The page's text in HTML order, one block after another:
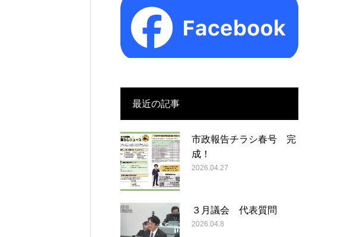
最近の記事
市政報告チラシ春号 完
成！
2026.04.27
３月議会 代表質問
2026.04.8